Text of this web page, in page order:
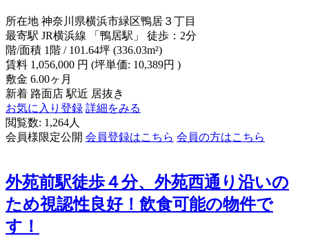
所在地 神奈川県横浜市緑区鴨居３丁目
最寄駅 JR横浜線 「鴨居駅」 徒歩：2分
階/面積 1階 / 101.64坪 (336.03m²)
賃料 1,056,000 円 (坪単価: 10,389円 )
敷金 6.00ヶ月
新着 路面店 駅近 居抜き
お気に入り登録 詳細をみる
閲覧数: 1,264人
会員様限定公開 会員登録はこちら 会員の方はこちら
外苑前駅徒歩４分、外苑西通り沿いの
ため視認性良好！飲食可能の物件で
す！